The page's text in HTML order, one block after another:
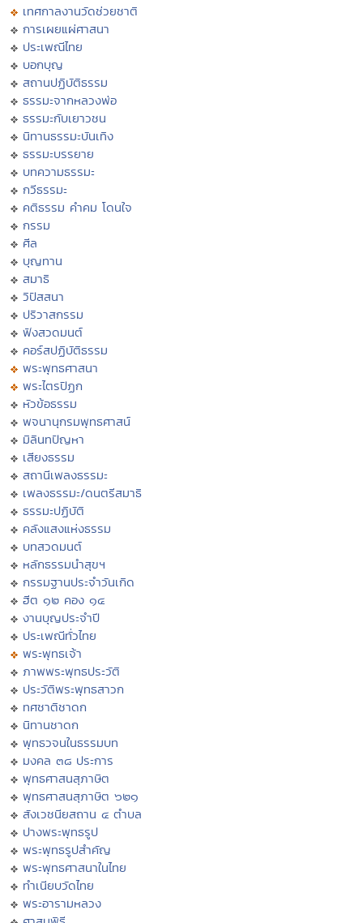
เทศกาลงานวัดช่วยชาติ
การเผยแผ่ศาสนา
ประเพณีไทย
บอกบุญ
สถานปฏิบัติธรรม
ธรรมะจากหลวงพ่อ
ธรรมะกับเยาวชน
นิทานธรรมะบันเทิง
ธรรมะบรรยาย
บทความธรรมะ
กวีธรรมะ
คติธรรม คำคม โดนใจ
กรรม
ศีล
บุญทาน
สมาธิ
วิปัสสนา
ปริวาสกรรม
ฟังสวดมนต์
คอร์สปฏิบัติธรรม
พระพุทธศาสนา
พระไตรปิฏก
หัวข้อธรรม
พจนานุกรมพุทธศาสน์
มิลินทปัญหา
เสียงธรรม
สถานีเพลงธรรมะ
เพลงธรรมะ/ดนตรีสมาธิ
ธรรมะปฏิบัติ
คลังแสงแห่งธรรม
บทสวดมนต์
หลักธรรมนำสุขฯ
กรรมฐานประจำวันเกิด
ฮีต ๑๒ คอง ๑๔
งานบุญประจำปี
ประเพณีทั่วไทย
พระพุทธเจ้า
ภาพพระพุทธประวัติ
ประวัติพระพุทธสาวก
ทศชาติชาดก
นิทานชาดก
พุทธวจนในธรรมบท
มงคล ๓๘ ประการ
พุทธศาสนสุภาษิต
พุทธศาสนสุภาษิต ๖๒๑
สังเวชนียสถาน ๔ ตำบล
ปางพระพุทธรูป
พระพุทธรูปสำคัญ
พระพุทธศาสนาในไทย
ทำเนียบวัดไทย
พระอารามหลวง